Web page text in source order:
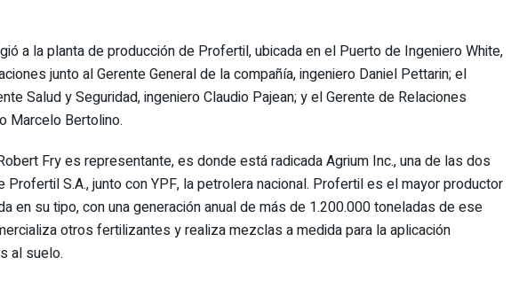
a la planta de producción de Profertil, ubicada en el Puerto de Ingeniero White,
junto al Gerente General de la compañía, ingeniero Daniel Pettarin; el
Salud y Seguridad, ingeniero Claudio Pajean; y el Gerente de Relaciones
Marcelo Bertolino.
Fry es representante, es donde está radicada Agrium Inc., una de las dos
S.A., junto con YPF, la petrolera nacional. Profertil es el mayor productor
en su tipo, con una generación anual de más de 1.200.000 toneladas de ese
otros fertilizantes y realiza mezclas a medida para la aplicación
al suelo.